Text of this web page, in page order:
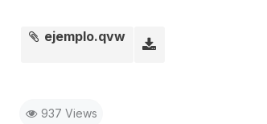
ejemplo.qvw
937 Views